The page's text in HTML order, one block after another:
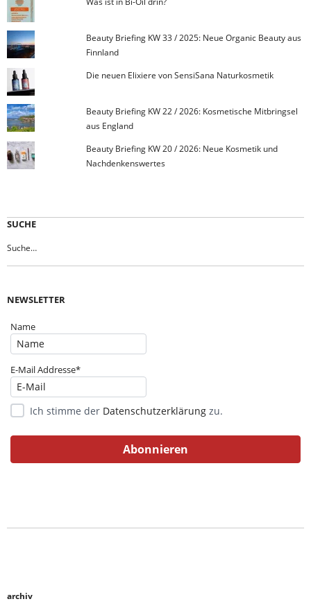
Beauty Briefing KW 33 / 2025: Neue Organic Beauty aus
Finnland
Die neuen Elixiere von SensiSana Naturkosmetik
Beauty Briefing KW 22 / 2026: Kosmetische Mitbringsel
aus England
Beauty Briefing KW 20 / 2026: Neue Kosmetik und
Nachdenkenswertes
SUCHE
NEWSLETTER
Name
E-Mail Addresse*
Ich stimme der Datenschutzerklärung zu.
archiv